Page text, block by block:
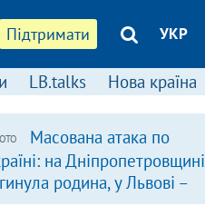
Підтримати УКР
LB.talks Нова країна
Масована атака по
на Дніпропетровщині
родина, у Львові –
по багатоповерхівках